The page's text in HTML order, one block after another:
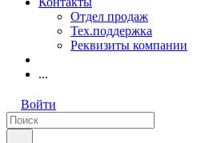
Отдел продаж
Тех.поддержка
Реквизиты компании
...
Войти